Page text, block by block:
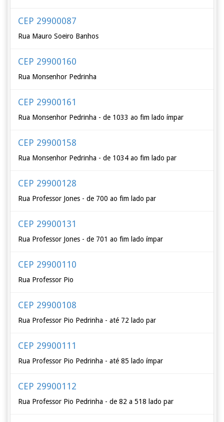
CEP 29900087
Rua Mauro Soeiro Banhos
CEP 29900160
Rua Monsenhor Pedrinha
CEP 29900161
Rua Monsenhor Pedrinha - de 1033 ao fim lado ímpar
CEP 29900158
Rua Monsenhor Pedrinha - de 1034 ao fim lado par
CEP 29900128
Rua Professor Jones - de 700 ao fim lado par
CEP 29900131
Rua Professor Jones - de 701 ao fim lado ímpar
CEP 29900110
Rua Professor Pio
CEP 29900108
Rua Professor Pio Pedrinha - até 72 lado par
CEP 29900111
Rua Professor Pio Pedrinha - até 85 lado ímpar
CEP 29900112
Rua Professor Pio Pedrinha - de 82 a 518 lado par